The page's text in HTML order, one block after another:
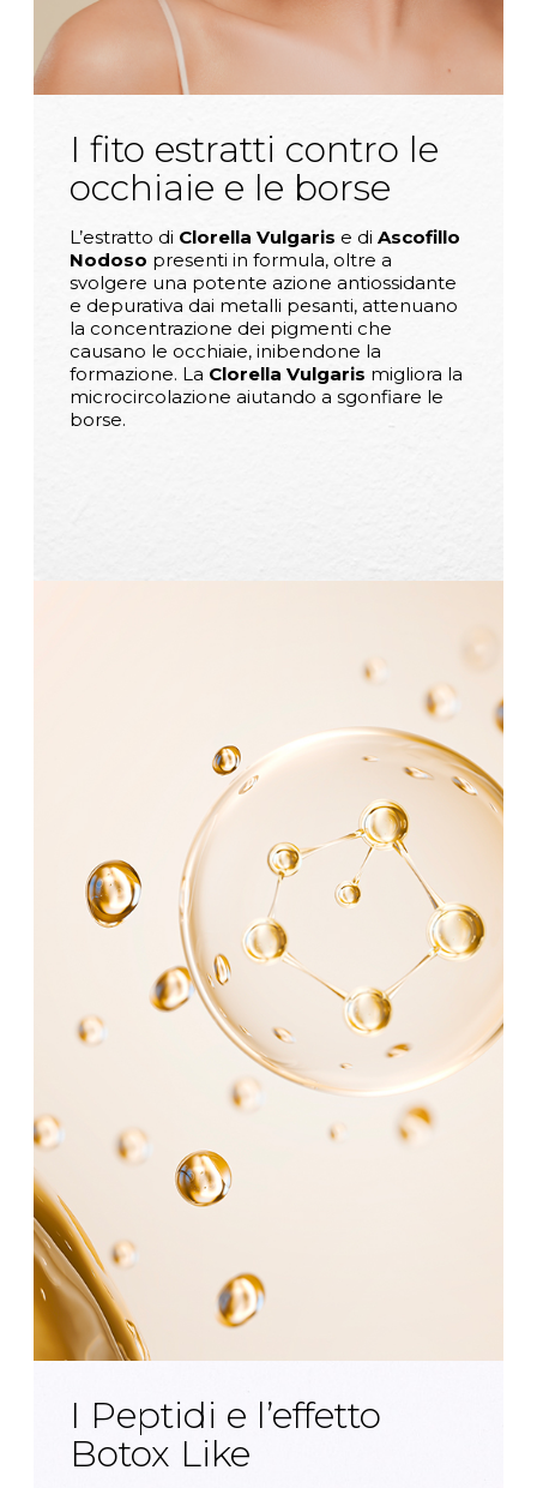
I fito estratti contro le
occhiaie e le borse
L’estratto di Clorella Vulgaris e di Ascofillo
Nodoso presenti in formula, oltre a
svolgere una potente azione antiossidante
e depurativa dai metalli pesanti, attenuano
la concentrazione dei pigmenti che
causano le occhiaie, inibendone la
formazione. La Clorella Vulgaris migliora la
microcircolazione aiutando a sgonfiare le
borse.
I Peptidi e l’effetto
Botox Like